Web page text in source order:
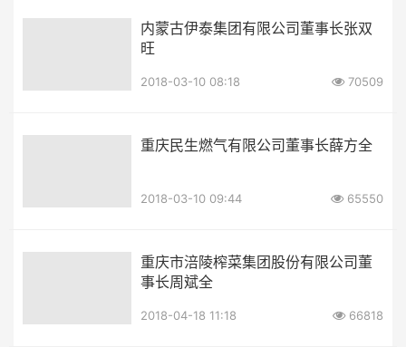
内蒙古伊泰集团有限公司董事长张双
旺
2018-03-10 08:18 70509
重庆民生燃气有限公司董事长薛方全
2018-03-10 09:44 65550
重庆市涪陵榨菜集团股份有限公司董
事长周斌全
2018-04-18 11:18 66818